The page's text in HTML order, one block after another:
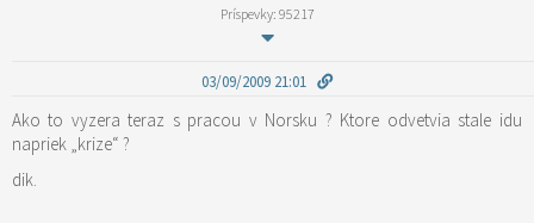
Príspevky: 95217
03/09/2009 21:01
Ako to vyzera teraz s pracou v Norsku ? Ktore odvetvia stale idu
napriek „krize“ ?
dik.